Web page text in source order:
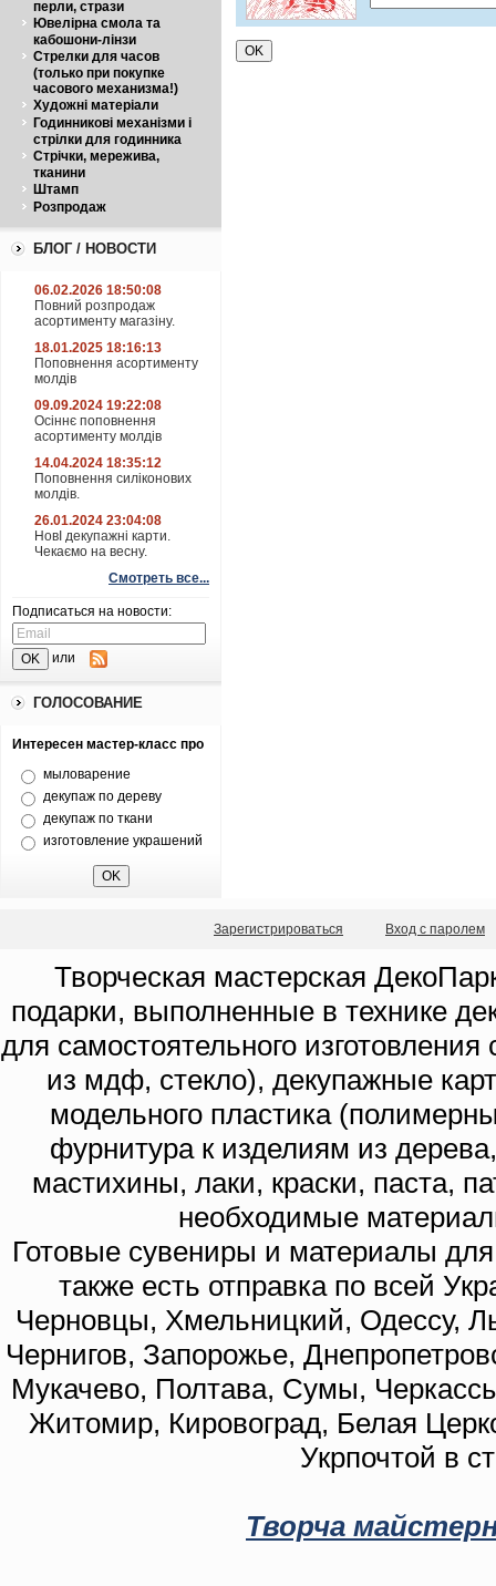
перли, стрази
Ювелірна смола та
кабошони-лінзи
Стрелки для часов
(только при покупке
часового механизма!)
Художні матеріали
Годинникові механізми і
стрілки для годинника
Стрічки, мережива,
тканини
Штамп
Розпродаж
БЛОГ / НОВОСТИ
06.02.2026 18:50:08
Повний розпродаж
асортименту магазіну.
18.01.2025 18:16:13
Поповнення асортименту
молдів
09.09.2024 19:22:08
Осіннє поповнення
асортименту молдів
14.04.2024 18:35:12
Поповнення силіконових
молдів.
26.01.2024 23:04:08
НовІ декупажні карти.
Чекаємо на весну.
Смотреть все...
Подписаться на новости:
или
ГОЛОСОВАНИЕ
Интересен мастер-класс про
мыловарение
декупаж по дереву
декупаж по ткани
изготовление украшений
Зарегистрироваться Вход с паролем
Творческая мастерская
подарки, выполненные в технике
для самостоятельного
из мдф, стекло), декупажные
модельного пластика
фурнитура к изделиям из
мастихины, лаки, краски, паста,
необходимые
Готовые сувениры и материалы
также есть отправка по всей
Черновцы, Хмельницкий, Одессу,
Чернигов, Запорожье,
Мукачево, Полтава, Сумы,
Житомир, Кировоград, Белая
Укрпочтой в
Творча